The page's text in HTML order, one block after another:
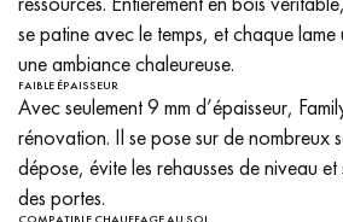
se patine avec le temps, et chaque
une ambiance chaleureuse.
FAIBLE ÉPAISSEUR
Avec seulement 9 mm d’épaisseur,
rénovation. Il se pose sur de nombreux
dépose, évite les rehausses de niveau et
des portes.
COMPATIBLE CHAUFFAGE AU SOL